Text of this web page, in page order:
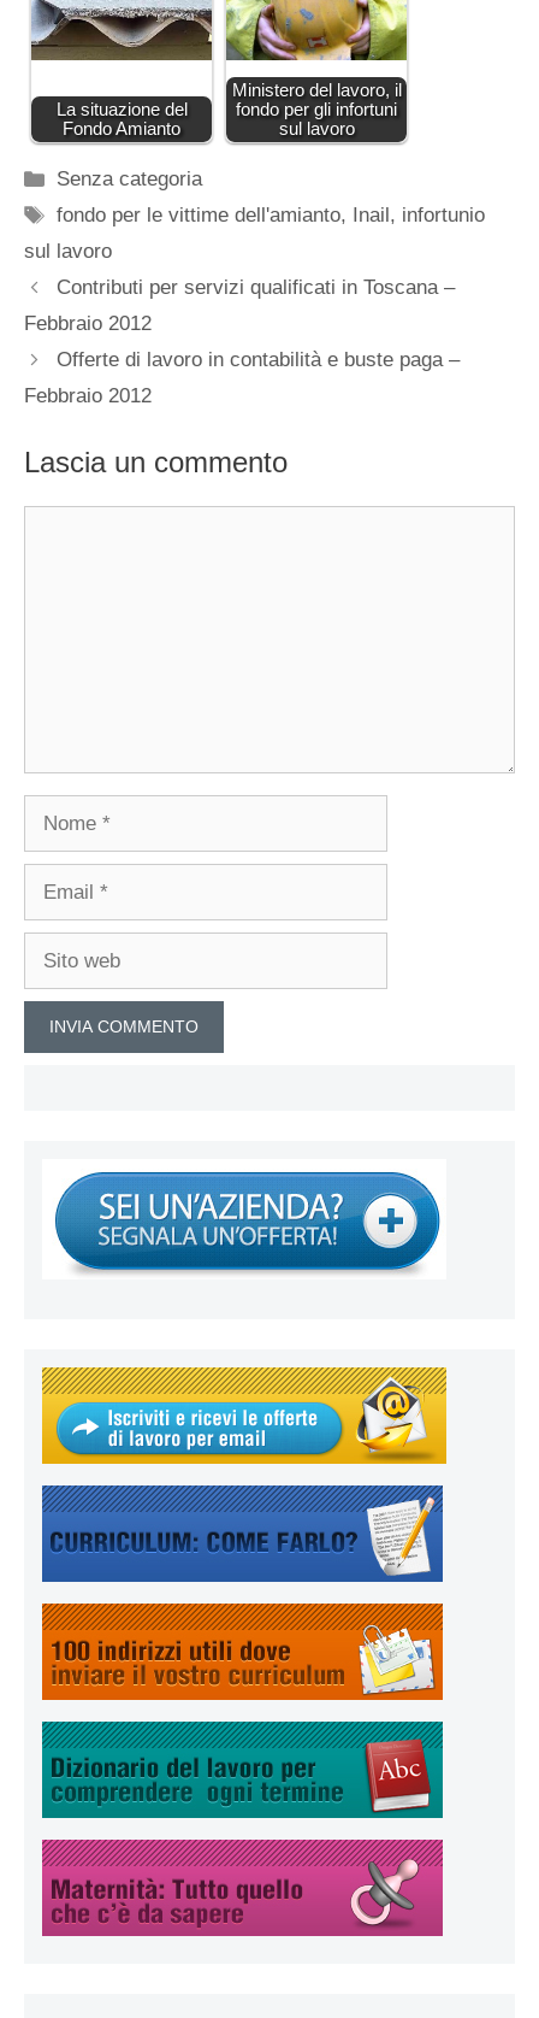
La situazione del
Fondo Amianto
Ministero del lavoro, il
fondo per gli infortuni
sul lavoro
Categorie
Senza categoria
Tag
fondo per le vittime dell'amianto, Inail , infortunio
sul lavoro
Contributi per servizi qualificati in Toscana –
Febbraio 2012
Offerte di lavoro in contabilità e buste paga –
Febbraio 2012
Lascia un commento
Nome
Email
Sito